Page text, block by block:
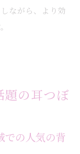
ながら、より効
題の耳つぼ
での人気の背